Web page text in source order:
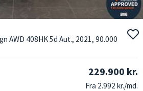
AWD 408HK 5d Aut., 2021, 90.000
229.900 kr.
Fra 2.992 kr./md.